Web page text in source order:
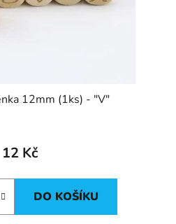
12mm (1ks) - "V"
12 Kč
DO KOŠÍKU